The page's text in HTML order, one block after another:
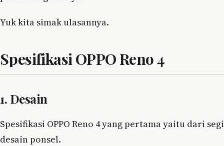
Yuk kita simak ulasannya.
Spesifikasi OPPO Reno 4
1. Desain
Spesifikasi OPPO Reno 4 yang pertama yaitu dari segi
desain ponsel.